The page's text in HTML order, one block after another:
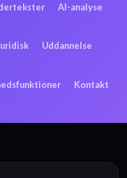
AI-analyse
Uddannelse
Kontakt